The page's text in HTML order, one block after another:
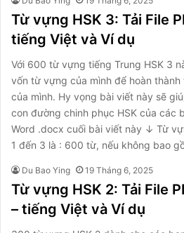
Từ vựng HSK 3: Tải File
tiếng Việt và Ví dụ
Với 600 từ vựng tiếng Trung HSK 3
vốn từ vựng của mình để hoàn
của mình. Hy vọng bài viết này sẽ
con đường chinh phục HSK của các
Word .docx cuối bài viết này ↓ Từ
1 đến 3 là : 600 từ, nếu không bao
Du Bao Ying 19 Tháng 6, 2025
Từ vựng HSK 2: Tải File
– tiếng Việt và Ví dụ